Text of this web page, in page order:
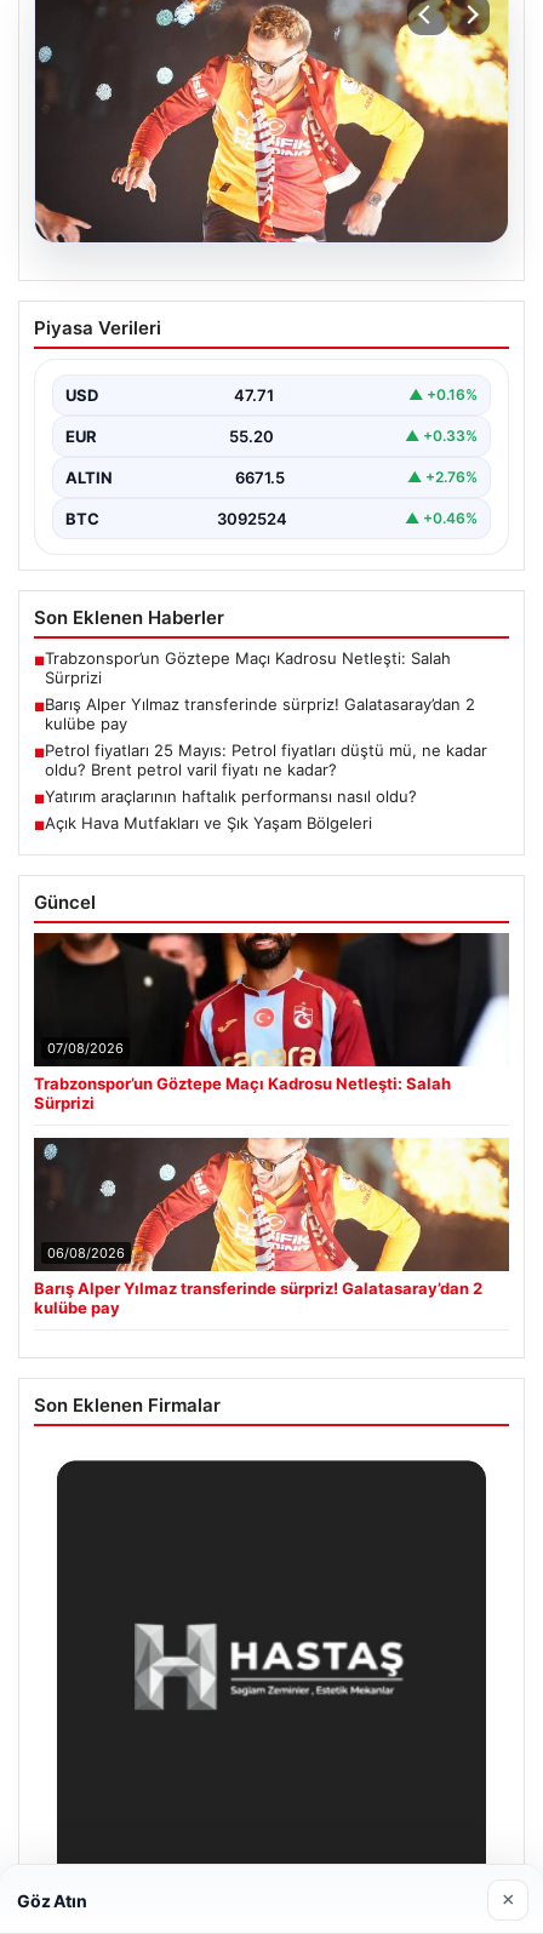
Barış Alper Yılmaz transferinde sürpriz!
Galatasaray’dan 2 kulübe pay
Piyasa Verileri
USD 47.71 ▲ +0.16%
EUR 55.20 ▲ +0.33%
ALTIN 6671.5 ▲ +2.76%
BTC 3092524 ▲ +0.46%
Son Eklenen Haberler
■Trabzonspor’un Göztepe Maçı Kadrosu Netleşti: Salah
Sürprizi
■Barış Alper Yılmaz transferinde sürpriz! Galatasaray’dan 2
kulübe pay
■Petrol fiyatları 25 Mayıs: Petrol fiyatları düştü mü, ne kadar
oldu? Brent petrol varil fiyatı ne kadar?
■Yatırım araçlarının haftalık performansı nasıl oldu?
■Açık Hava Mutfakları ve Şık Yaşam Bölgeleri
Güncel
07/08/2026
Trabzonspor’un Göztepe Maçı Kadrosu Netleşti: Salah
Sürprizi
06/08/2026
Barış Alper Yılmaz transferinde sürpriz! Galatasaray’dan 2
kulübe pay
Son Eklenen Firmalar
Göz Atın ×